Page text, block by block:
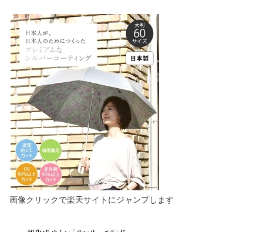
画像クリックで楽天サイトにジャンプします